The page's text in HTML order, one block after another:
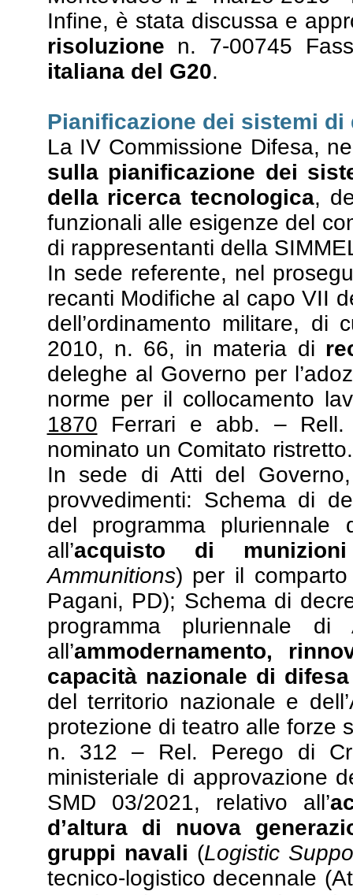
Infine, è stata discussa e
risoluzione n. 7-00745
italiana del G20.
Pianificazione dei sistemi di
La IV Commissione Difesa,
sulla pianificazione dei
della ricerca tecnologica,
funzionali alle esigenze del
di rappresentanti della
In sede referente, nel
recanti Modifiche al capo VII
dell’ordinamento militare,
2010, n. 66, in materia di
deleghe al Governo per
norme per il collocamento
1870 Ferrari e abb. – Rell.
nominato un Comitato ristretto.
In sede di Atti del
provvedimenti: Schema di
del programma
all’acquisto di
Ammunitions) per il
Pagani, PD); Schema di
programma pluriennale
all’ammodernamento,
capacità nazionale di
del territorio nazionale e
protezione di teatro alle forze
n. 312 – Rel. Perego di
ministeriale di approvazione
SMD 03/2021, relativo all’
d’altura di nuova
gruppi navali (Logistic
tecnico-logistico decennale